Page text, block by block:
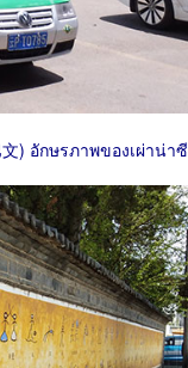
) อักษรภาพของเผ่าน่าซี